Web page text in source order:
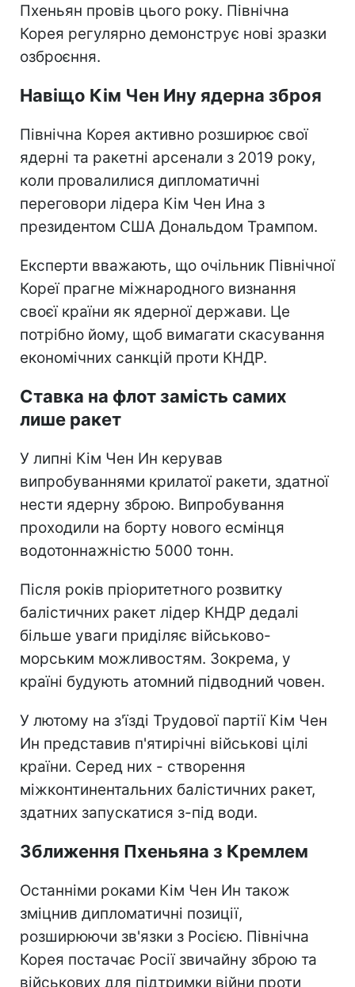
Пхеньян провів цього року. Північна
Корея регулярно демонструє нові зразки
озброєння.
Навіщо Кім Чен Ину ядерна зброя
Північна Корея активно розширює свої
ядерні та ракетні арсенали з 2019 року,
коли провалилися дипломатичні
переговори лідера Кім Чен Ина з
президентом США Дональдом Трампом.
Експерти вважають, що очільник Північної
Кореї прагне міжнародного визнання
своєї країни як ядерної держави. Це
потрібно йому, щоб вимагати скасування
економічних санкцій проти КНДР.
Ставка на флот замість самих
лише ракет
У липні Кім Чен Ин керував
випробуваннями крилатої ракети, здатної
нести ядерну зброю. Випробування
проходили на борту нового есмінця
водотоннажністю 5000 тонн.
Після років пріоритетного розвитку
балістичних ракет лідер КНДР дедалі
більше уваги приділяє військово-
морським можливостям. Зокрема, у
країні будують атомний підводний човен.
У лютому на з'їзді Трудової партії Кім Чен
Ин представив п'ятирічні військові цілі
країни. Серед них - створення
міжконтинентальних балістичних ракет,
здатних запускатися з-під води.
Зближення Пхеньяна з Кремлем
Останніми роками Кім Чен Ин також
зміцнив дипломатичні позиції,
розширюючи зв'язки з Росією. Північна
Корея постачає Росії звичайну зброю та
військових для підтримки війни проти